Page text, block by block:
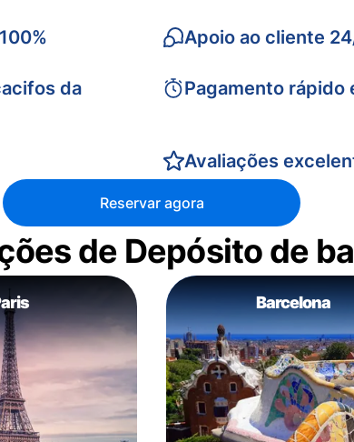
da
Apoio ao cliente
Pagamento rápido
Avaliações
Reservar agora
de Depósito de
Barcelona